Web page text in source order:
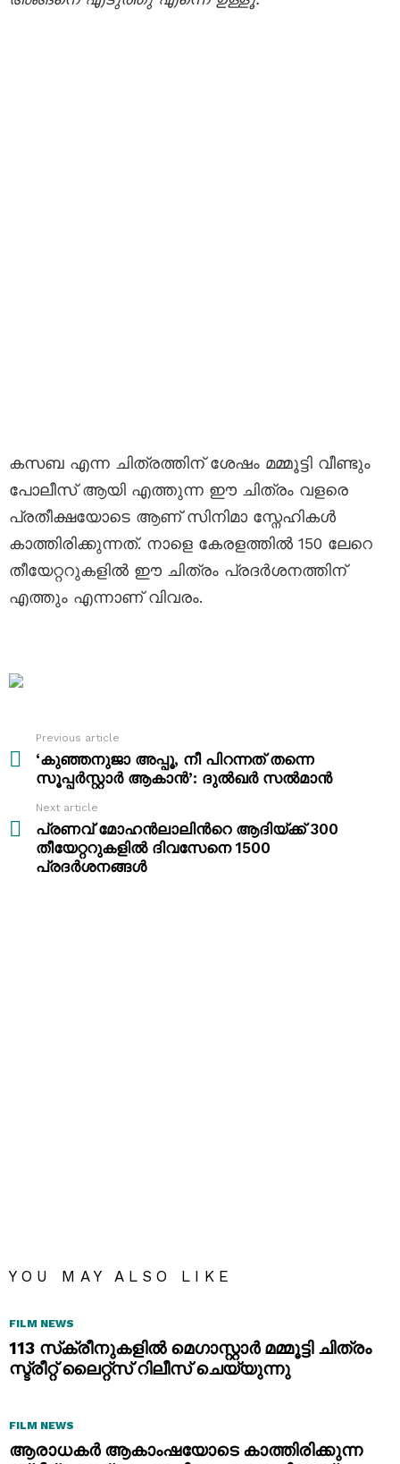
കസബ എന്ന ചിത്രത്തിന് ശേഷം മമ്മൂട്ടി വീണ്ടും
പോലീസ് ആയി എത്തുന്ന ഈ ചിത്രം വളരെ
പ്രതീക്ഷയോടെ ആണ് സിനിമാ സ്നേഹികൾ
കാത്തിരിക്കുന്നത്. നാളെ കേരളത്തിൽ 150 ലേറെ
തീയേറ്ററുകളിൽ ഈ ചിത്രം പ്രദർശനത്തിന്
എത്തും എന്നാണ് വിവരം.
more
Previous article
‘കുഞ്ഞനുജാ അപ്പൂ, നീ പിറന്നത് തന്നെ
സൂപ്പർസ്റ്റാർ ആകാൻ’: ദുൽഖർ സൽമാൻ
Next article
പ്രണവ് മോഹൻലാലിന്‍റെ ആദിയ്ക്ക് 300
തീയേറ്ററുകളിൽ ദിവസേനെ 1500
പ്രദർശനങ്ങൾ
YOU MAY ALSO LIKE
FILM NEWS
113 സ്‌ക്രീനുകളിൽ മെഗാസ്റ്റാർ മമ്മൂട്ടി ചിത്രം
സ്ട്രീറ്റ് ലൈറ്റ്സ് റിലീസ് ചെയ്യുന്നു
FILM NEWS
ആരാധകര്‍ ആകാംഷയോടെ കാത്തിരിക്കുന്ന